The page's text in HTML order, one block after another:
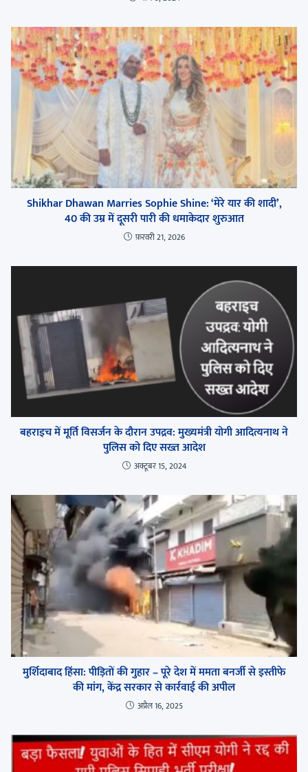
Shikhar Dhawan Marries Sophie Shine: ‘मेरे यार की शादी’,
40 की उम्र में दूसरी पारी की धमाकेदार शुरुआत
फ़रवरी 21, 2026
बहराइच में मूर्ति विसर्जन के दौरान उपद्रव: मुख्यमंत्री योगी आदित्यनाथ ने
पुलिस को दिए सख्त आदेश
अक्टूबर 15, 2024
मुर्शिदाबाद हिंसा: पीड़ितों की गुहार – पूरे देश में ममता बनर्जी से इस्तीफे
की मांग, केंद्र सरकार से कार्रवाई की अपील
अप्रैल 16, 2025